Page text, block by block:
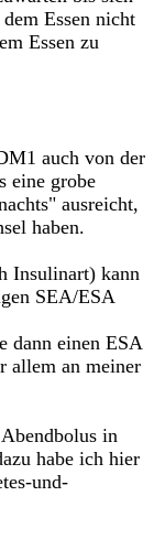
Essen nicht
Essen zu
auch von der
eine grobe
ausreicht,
haben.
Insulinart) kann
SEA/ESA
dann einen ESA
allem an meiner
in
habe ich hier
und-